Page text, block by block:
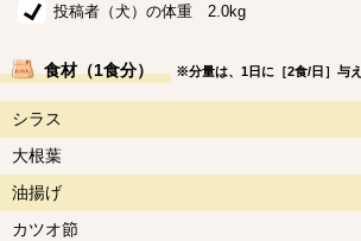
投稿者（犬）の体重 2.0kg
食材（1食分） ※分量は、1日に［2食/日］与え
シラス
大根葉
油揚げ
カツオ節